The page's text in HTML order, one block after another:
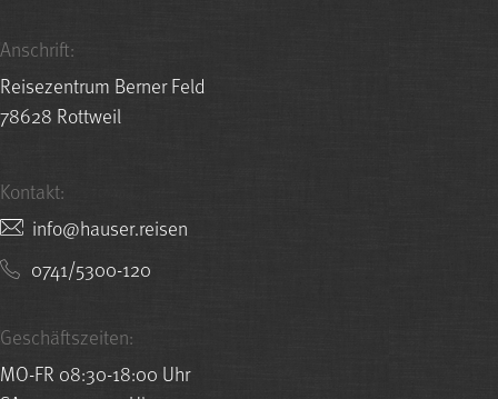
Anschrift:
Reisezentrum Berner Feld
78628 Rottweil
Kontakt:
nesier.resuah@ofni
0741/5300-120
Geschäftszeiten:
MO-FR 08:30-18:00 Uhr